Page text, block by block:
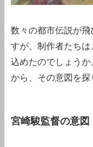
数々の都市伝説が
すが、制作者たち
込めたのでしょう
から、その意図を探
宮崎駿監督の意